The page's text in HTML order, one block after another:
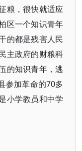
粮，很快就适应
区一个知识青年
的都是残害人民
主政府的财粮科
的知识青年，逃
参加革命的70多
小学教员和中学